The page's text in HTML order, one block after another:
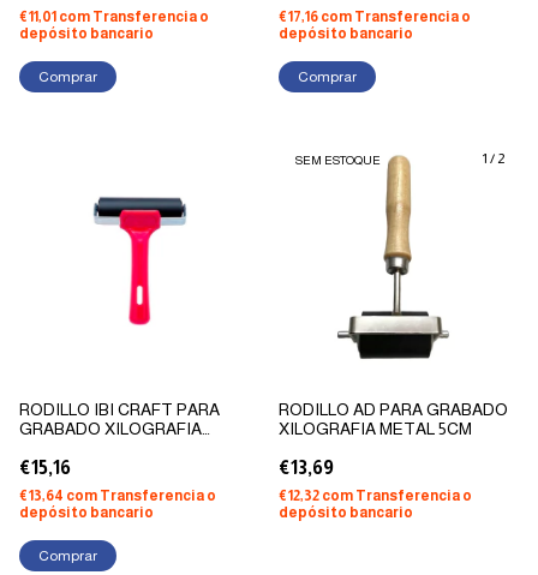
€11,01 com Transferencia o
depósito bancario
Comprar
€17,16 com Transferencia o
depósito bancario
RODILLO IBI CRAFT PARA
GRABADO XILOGRAFIA
€15,16
€13,64 com Transferencia o
depósito bancario
1 / 2
SEM ESTOQUE
RODILLO AD PARA GRABADO
XILOGRAFIA METAL 5CM
€13,69
€12,32 com Transferencia o
depósito bancario